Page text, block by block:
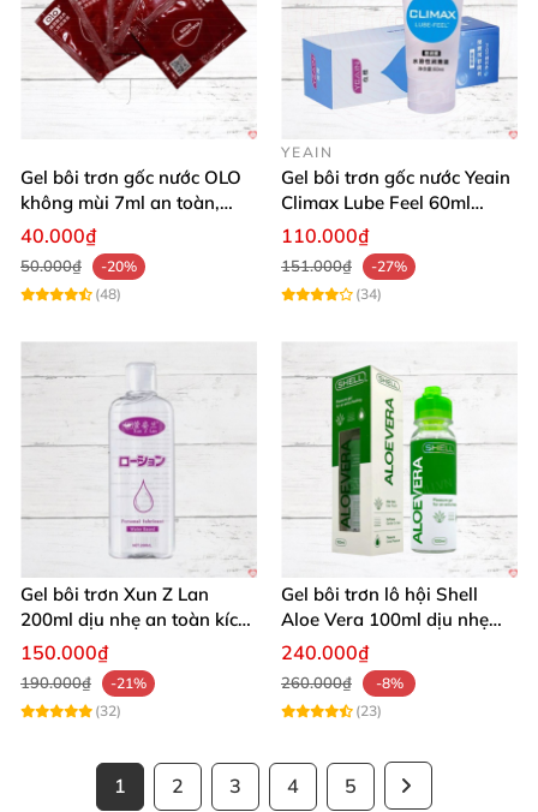
Gel bôi trơn gốc nước OLO
không mùi 7ml an toàn,
chất lượng
40.000₫
50.000₫
-20%
(48)
YEAIN
Gel bôi trơn gốc nước Yeain
Climax Lube Feel 60ml
Thăng hoa tối ưu
110.000₫
151.000₫
-27%
(34)
Gel bôi trơn Xun Z Lan
200ml dịu nhẹ an toàn kích
thích sảng khoái
150.000₫
190.000₫
-21%
(32)
Gel bôi trơn lô hội Shell
Aloe Vera 100ml dịu nhẹ
tăng khoái cảm
240.000₫
260.000₫
-8%
(23)
1 2 3 4 5